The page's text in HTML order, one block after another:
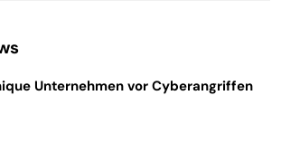
Unternehmen vor Cyberangriffen